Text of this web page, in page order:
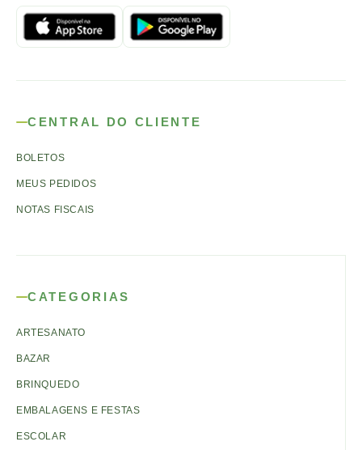
CENTRAL DO CLIENTE
BOLETOS
MEUS PEDIDOS
NOTAS FISCAIS
CATEGORIAS
ARTESANATO
BAZAR
BRINQUEDO
EMBALAGENS E FESTAS
ESCOLAR